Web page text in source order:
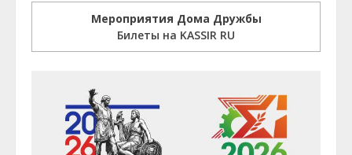
Мероприятия Дома Дружбы
Билеты на KASSIR RU